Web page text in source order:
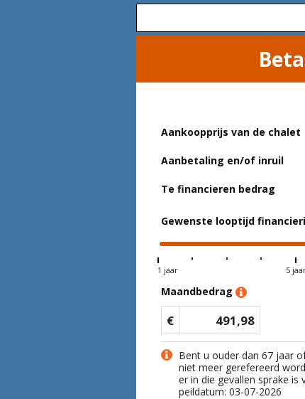
Aankoopprijs van de chalet
Aanbetaling en/of inruil
Te financieren bedrag
Gewenste looptijd
1 jaar 5
Maandbedrag
€ 491,98
Bent u ouder dan 67 jaar
niet meer gerefereerd
er in die gevallen sprake is
peildatum: 03-07-2026